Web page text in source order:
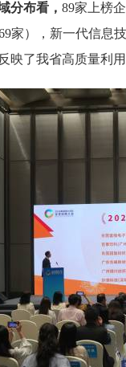
分布看， 89家上榜
家），新一代信息
映了我省高质量利用